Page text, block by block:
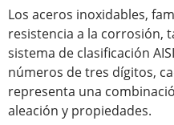
Los aceros inoxidables,
resistencia a la corrosión,
sistema de clasificación
números de tres dígitos,
representa una
aleación y propiedades.